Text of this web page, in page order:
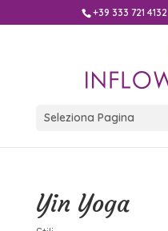
+39 333 721 4132
Seleziona Pagina
Yin Yoga